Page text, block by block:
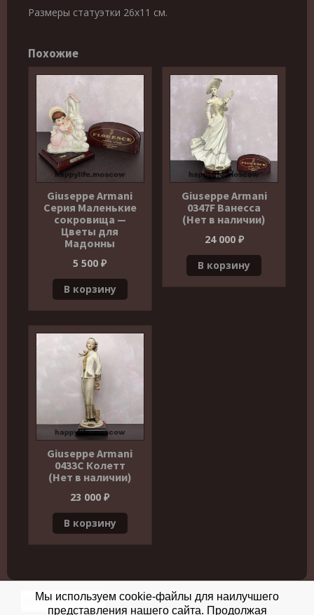
Размеры статуэтки 26х11 см.
Похожие
Giuseppe Armani
Серия Маленькие
сокровища —
Цветы для
Мадонны
5 500₽
В корзину
Giuseppe Armani
0347F Ванесса
(Нет в наличии)
24 000 ₽
В корзину
Giuseppe Armani
0433С Колетт
(Нет в наличии)
23 000₽
В корзину
Мы используем cookie-файлы для наилучшего
представления нашего сайта. Продолжая